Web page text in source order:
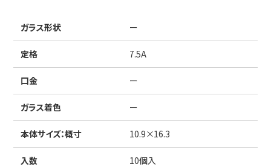
お問い合わせ
全て
例：VFHY1104P、LLF0111A、ULR4B、SL035
ガラス形状 ー
定格 7.5A
口金 ー
ガラス着色 ー
本体サイズ：概寸 10.9×16.3
入数 10個入